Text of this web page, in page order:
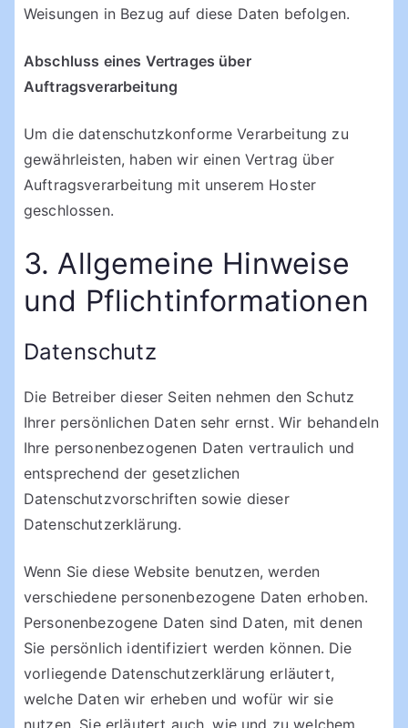
Weisungen in Bezug auf diese Daten befolgen.
Abschluss eines Vertrages über
Auftragsverarbeitung
Um die datenschutzkonforme Verarbeitung zu
gewährleisten, haben wir einen Vertrag über
Auftragsverarbeitung mit unserem Hoster
geschlossen.
3. Allgemeine Hinweise
und Pflichtinformationen
Datenschutz
Die Betreiber dieser Seiten nehmen den Schutz
Ihrer persönlichen Daten sehr ernst. Wir behandeln
Ihre personenbezogenen Daten vertraulich und
entsprechend der gesetzlichen
Datenschutzvorschriften sowie dieser
Datenschutzerklärung.
Wenn Sie diese Website benutzen, werden
verschiedene personenbezogene Daten erhoben.
Personenbezogene Daten sind Daten, mit denen
Sie persönlich identifiziert werden können. Die
vorliegende Datenschutzerklärung erläutert,
welche Daten wir erheben und wofür wir sie